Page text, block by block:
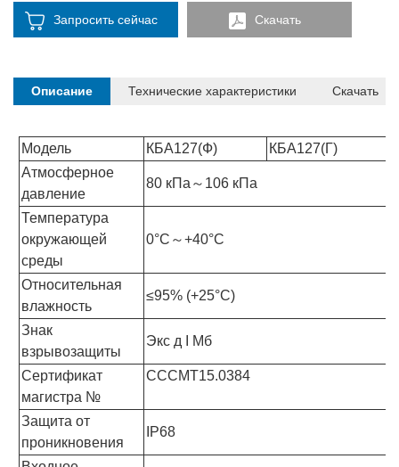
Запросить сейчас Скачать
Описание Технические характеристики Скачать
Модель КБА127(Ф)
КБА127(Г)
Атмосферное
давление
80 кПа～106 кПа
Температура
окружающей
среды
0°С～+40°С
Относительная
влажность
≤95% (+25°С)
Знак
взрывозащиты
Экс д I Мб
Сертификат
магистра №
CCCMT15.0384
Защита от
проникновения
IP68